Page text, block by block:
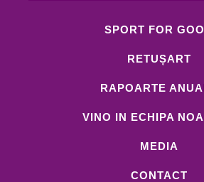
SPORT FOR
RETUȘART
RAPOARTE
VINO IN ECHIPA
MEDIA
CONTACT